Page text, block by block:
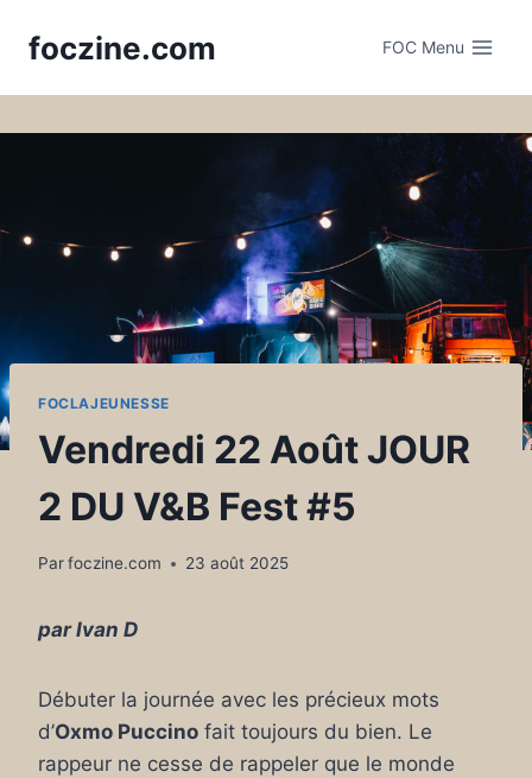
foczine.com FOC Menu
FOCLAJEUNESSE
Vendredi 22 Août JOUR
2 DU V&B Fest #5
Parfoczine.com 23 août 2025
par Ivan D
Débuter la journée avec les précieux mots
d’Oxmo Puccino fait toujours du bien. Le
rappeur ne cesse de rappeler que le monde